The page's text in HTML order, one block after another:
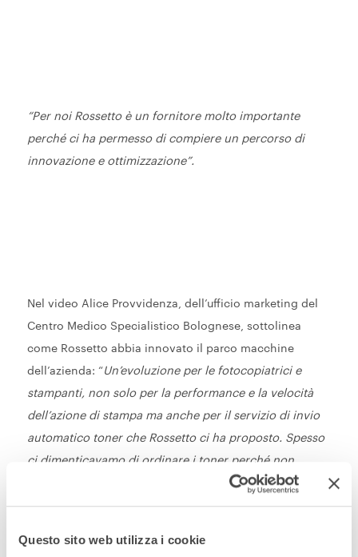
Questo sito web utilizza i cookie
“Per noi Rossetto è un fornitore molto importante
perché ci ha permesso di compiere un percorso di
innovazione e ottimizzazione”.
Nel video Alice Provvidenza, dell’ufficio marketing del
Centro Medico Specialistico Bolognese, sottolinea
come Rossetto abbia innovato il parco macchine
dell’azienda: “Un’evoluzione per le fotocopiatrici e
stampanti, non solo per la performance e la velocità
dell’azione di stampa ma anche per il servizio di invio
automatico toner che Rossetto ci ha proposto. Spesso
ci dimenticavamo di ordinare i toner perché non
avevamo tempo di controllare i livelli di inchiostro, ora
Rossetto ce li invia direttamente quando stanno per